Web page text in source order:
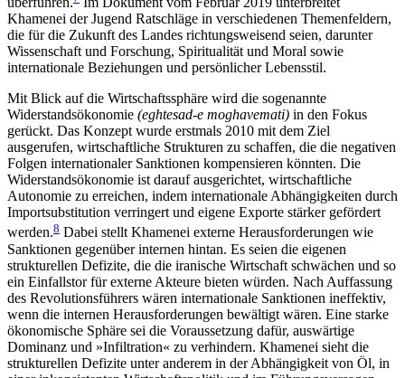
Khamenei der Jugend Ratschläge in verschiedenen Themenfeldern,
die für die Zukunft des Landes richtungsweisend seien, darunter
Wissenschaft und Forschung, Spiritualität und Moral sowie
internationale Beziehungen und persönlicher Lebensstil.
Mit Blick auf die Wirtschaftssphäre wird die sogenannte
Widerstandsökonomie (eghtesad-e moghavemati) in den Fokus
gerückt. Das Konzept wurde erstmals 2010 mit dem Ziel
ausgerufen, wirtschaftliche Struk­turen zu schaffen, die die negativen
Folgen inter­nationaler Sanktionen kompensieren könnten. Die
Widerstandsökonomie ist darauf ausgerichtet, wirt­schaftliche
Autonomie zu erreichen, indem inter­nationale Abhängigkeiten durch
Importsubstitution verringert und eigene Exporte stärker gefördert
wer­den.8 Dabei stellt Khamenei externe Herausforderungen wie
Sanktionen gegenüber internen hintan. Es seien die eigenen
strukturellen Defizite, die die irani­sche Wirtschaft schwächen und so
ein Einfallstor für externe Akteure bieten würden. Nach Auffassung
des Revolutionsführers wären internationale Sank­tionen ineffektiv,
wenn die internen Herausforderungen bewältigt wären. Eine starke
ökonomische Sphäre sei die Voraussetzung dafür, auswärtige
Dominanz und »Infiltration« zu verhindern. Khamenei sieht die
strukturellen Defizite unter anderem in der Abhängigkeit von Öl, in